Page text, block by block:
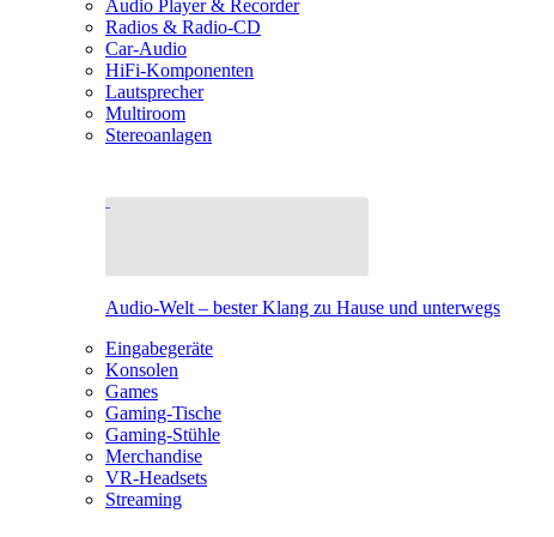
Audio Player & Recorder
Radios & Radio-CD
Car-Audio
HiFi-Komponenten
Lautsprecher
Multiroom
Stereoanlagen
Audio-Welt – bester Klang zu Hause und unterwegs
Eingabegeräte
Konsolen
Games
Gaming-Tische
Gaming-Stühle
Merchandise
VR-Headsets
Streaming